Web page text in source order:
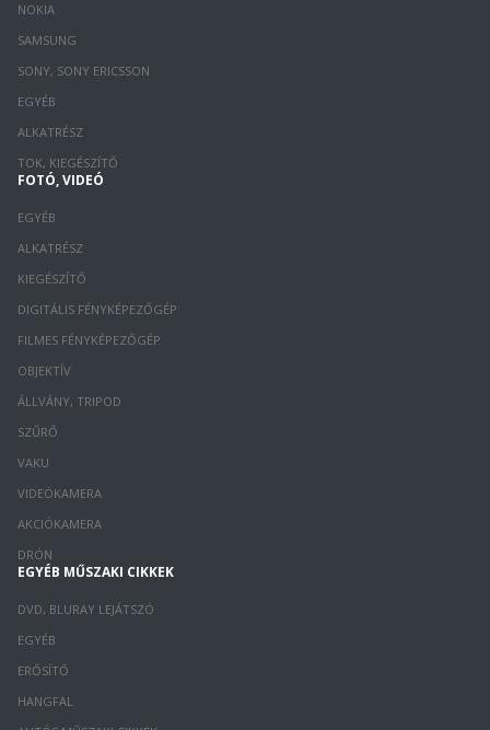
NOKIA
SAMSUNG
SONY, SONY ERICSSON
EGYÉB
ALKATRÉSZ
TOK, KIEGÉSZÍTŐ
FOTÓ, VIDEÓ
EGYÉB
ALKATRÉSZ
KIEGÉSZÍTŐ
DIGITÁLIS FÉNYKÉPEZŐGÉP
FILMES FÉNYKÉPEZŐGÉP
OBJEKTÍV
ÁLLVÁNY, TRIPOD
SZŰRŐ
VAKU
VIDEÓKAMERA
AKCIÓKAMERA
DRÓN
EGYÉB MŰSZAKI CIKKEK
DVD, BLURAY LEJÁTSZÓ
EGYÉB
ERŐSÍTŐ
HANGFAL